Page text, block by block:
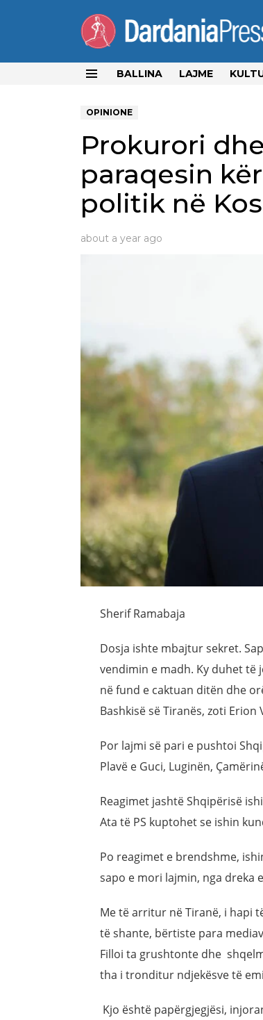
BALLINA LAJME
OPINIONE
Prokurori
paraqesin
politik në
about a year ago
Sherif Ramabaja
Dosja ishte mbajtur sekret.
vendimin e madh. Ky duhet të
në fund e caktuan ditën dhe
Bashkisë së Tiranës, zoti
Por lajmi së pari e pushtoi
Plavë e Guci, Luginën,
Reagimet jashtë Shqipërisë
Ata të PS kuptohet se ishin
Po reagimet e brendshme,
sapo e mori lajmin, nga dreka
Me të arritur në Tiranë, i hapi
të shante, bërtiste para
Filloi ta grushtonte dhe
tha i tronditur ndjekësve të
Kjo është papërgjegjësi,